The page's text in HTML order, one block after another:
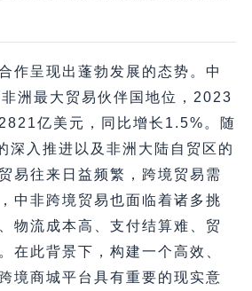
作呈现出蓬勃发展的态势。中
洲最大贸易伙伴国地位，2023
亿美元，同比增长1.5%。随
深入推进以及非洲大陆自贸区的
易往来日益频繁，跨境贸易需
中非跨境贸易也面临着诸多挑
物流成本高、支付结算难、贸
在此背景下，构建一个高效、
境商城平台具有重要的现实意